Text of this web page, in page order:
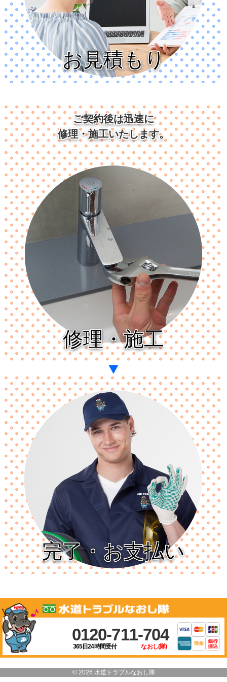
お見積もり
ご契約後は迅速に
修理・施工いたします。
修理・施工
完了・お支払い
0120-711-704
なおし(隊)
365日24時間受付
© 2026 水道トラブルなおし隊